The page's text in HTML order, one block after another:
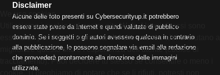
Disclaimer
Alcune delle foto presenti su Cybersecurityup.it potrebbero
essere state prese da Internet e quindi valutate di pubblico
dominio. Se i soggetti o gli autori avessero qualcosa in contrario
alla pubblicazione, lo possono segnalare via email alla redazione
che provvederà prontamente alla rimozione delle immagini
utilizzate.
We use cookies
Utilizziamo i cookie sul nostro sito Web. Alcuni di essi sono
essenziali per il funzionamento del sito, mentre altri ci aiutano a
migliorare questo sito e l'esperienza dell'utente (cookie di
tracciamento). Puoi decidere tu stesso se consentire o meno i
cookie. Ti preghiamo di notare che se li rifiuti, potresti non